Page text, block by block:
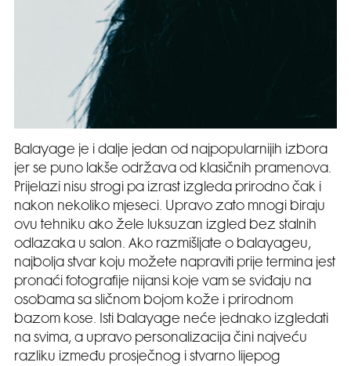
Balayage je i dalje jedan od najpopularnijih izbora
jer se puno lakše održava od klasičnih pramenova.
Prijelazi nisu strogi pa izrast izgleda prirodno čak i
nakon nekoliko mjeseci. Upravo zato mnogi biraju
ovu tehniku ako žele luksuzan izgled bez stalnih
odlazaka u salon. Ako razmišljate o balayageu,
najbolja stvar koju možete napraviti prije termina jest
pronaći fotografije nijansi koje vam se sviđaju na
osobama sa sličnom bojom kože i prirodnom
bazom kose. Isti balayage neće jednako izgledati
na svima, a upravo personalizacija čini najveću
razliku između prosječnog i stvarno lijepog